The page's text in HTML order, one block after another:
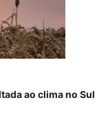
ao clima no Sul